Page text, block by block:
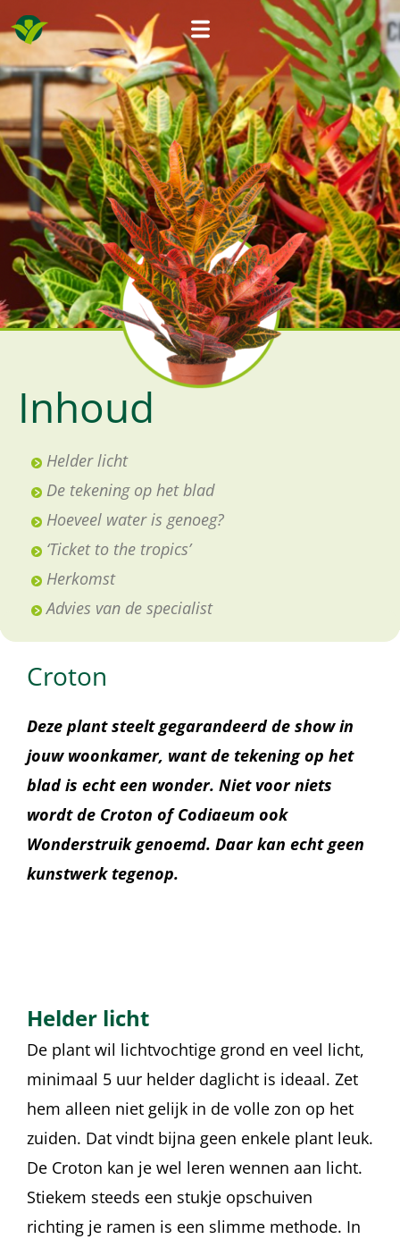
Inhoud
Helder licht
De tekening op het blad
Hoeveel water is genoeg?
‘Ticket to the tropics’
Herkomst
Advies van de specialist
Croton
Deze plant steelt gegarandeerd de show in
jouw woonkamer, want de tekening op het
blad is echt een wonder. Niet voor niets
wordt de Croton of Codiaeum ook
Wonderstruik genoemd. Daar kan echt geen
kunstwerk tegenop.
Helder licht
De plant wil lichtvochtige grond en veel licht,
minimaal 5 uur helder daglicht is ideaal. Zet
hem alleen niet gelijk in de volle zon op het
zuiden. Dat vindt bijna geen enkele plant leuk.
De Croton kan je wel leren wennen aan licht.
Stiekem steeds een stukje opschuiven
richting je ramen is een slimme methode. In